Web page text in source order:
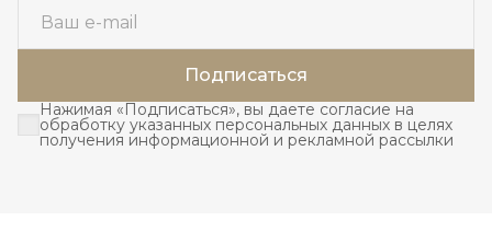
Подписаться
Нажимая «Подписаться», вы даете согласие на
обработку указанных персональных данных в целях
получения информационной и рекламной рассылки